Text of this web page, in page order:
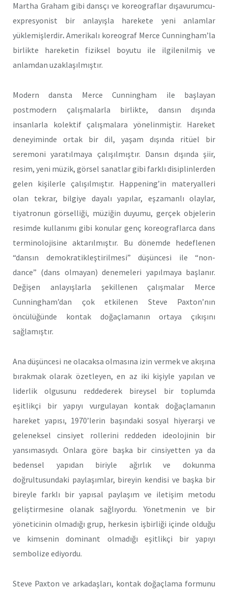
Martha Graham gibi dansçı ve koreograflar dışavurumcu-
expresyonist bir anlayışla harekete yeni anlamlar
yüklemişlerdir. Amerikalı koreograf Merce Cunningham’la
birlikte hareketin fiziksel boyutu ile ilgilenilmiş ve
anlamdan uzaklaşılmıştır.
Modern dansta Merce Cunningham ile başlayan
postmodern çalışmalarla birlikte, dansın dışında
insanlarla kolektif çalışmalara yönelinmiştir. Hareket
deneyiminde ortak bir dil, yaşam dışında ritüel bir
seremoni yaratılmaya çalışılmıştır. Dansın dışında şiir,
resim, yeni müzik, görsel sanatlar gibi farklı disiplinlerden
gelen kişilerle çalışılmıştır. Happening’in materyalleri
olan tekrar, bilgiye dayalı yapılar, eşzamanlı olaylar,
tiyatronun görselliği, müziğin duyumu, gerçek objelerin
resimde kullanımı gibi konular genç koreograflarca dans
terminolojisine aktarılmıştır. Bu dönemde hedeflenen
“dansın demokratikleştirilmesi” düşüncesi ile “non-
dance” (dans olmayan) denemeleri yapılmaya başlanır.
Değişen anlayışlarla şekillenen çalışmalar Merce
Cunningham’dan çok etkilenen Steve Paxton’nın
öncülüğünde kontak doğaçlamanın ortaya çıkışını
sağlamıştır.
Ana düşüncesi ne olacaksa olmasına izin vermek ve akışına
bırakmak olarak özetleyen, en az iki kişiyle yapılan ve
liderlik olgusunu reddederek bireysel bir toplumda
eşitlikçi bir yapıyı vurgulayan kontak doğaçlamanın
hareket yapısı, 1970’lerin başındaki sosyal hiyerarşi ve
geleneksel cinsiyet rollerini reddeden ideolojinin bir
yansımasıydı. Onlara göre başka bir cinsiyetten ya da
bedensel yapıdan biriyle ağırlık ve dokunma
doğrultusundaki paylaşımlar, bireyin kendisi ve başka bir
bireyle farklı bir yapısal paylaşım ve iletişim metodu
geliştirmesine olanak sağlıyordu. Yönetmenin ve bir
yöneticinin olmadığı grup, herkesin işbirliği içinde olduğu
ve kimsenin dominant olmadığı eşitlikçi bir yapıyı
sembolize ediyordu.
Steve Paxton ve arkadaşları, kontak doğaçlama formunu